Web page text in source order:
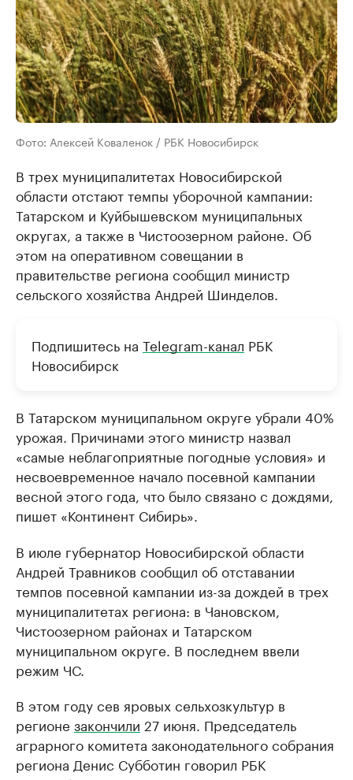
Фото: Алексей Коваленок / РБК Новосибирск
В трех муниципалитетах Новосибирской
области отстают темпы уборочной кампании:
Татарском и Куйбышевском муниципальных
округах, а также в Чистоозерном районе. Об
этом на оперативном совещании в
правительстве региона сообщил министр
сельского хозяйства Андрей Шинделов.
Подпишитесь на Telegram-канал РБК
Новосибирск
В Татарском муниципальном округе убрали 40%
урожая. Причинами этого министр назвал
«самые неблагоприятные погодные условия» и
несвоевременное начало посевной кампании
весной этого года, что было связано с дождями,
пишет «Континент Сибирь».
В июле губернатор Новосибирской области
Андрей Травников сообщил об отставании
темпов посевной кампании из-за дождей в трех
муниципалитетах региона: в Чановском,
Чистоозерном районах и Татарском
муниципальном округе. В последнем ввели
режим ЧС.
В этом году сев яровых сельхозкультур в
регионе закончили 27 июня. Председатель
аграрного комитета законодательного собрания
региона Денис Субботин говорил РБК